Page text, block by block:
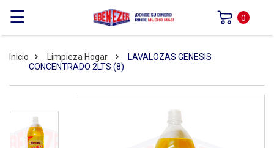
☰ 0
Inicio Limpieza Hogar
LAVALOZAS GENESIS
CONCENTRADO 2LTS (8)